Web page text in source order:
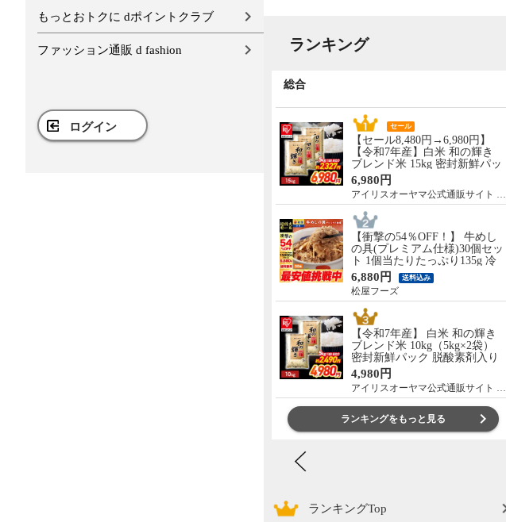
もっとおトクに dポイントクラブ
ファッション通販 d fashion
ログイン
ランキング
【メガ盛り 飛騨牛入 バーベキ
総合
セール
【セール8,480円→6,980円】
【令和7年産】白米 和の輝き
ブレンド米 15kg 密封新鮮パッ
ク 脱酸素剤入り 米 お米 低温
製法米 アイリスオーヤマ [食
品]
6,980円
アイリスオーヤマ公式通販サイト アイリスプラザ
【衝撃の54％OFF！】 牛めし
の具(プレミアム仕様)30個セッ
ト 1個当たりたっぷり135g 冷
凍食品 松屋牛丼 当店のイチオ
シ 非常食
6,880円 送料込み
松屋フーズ
【令和7年産】 白米 和の輝き
ブレンド米 10kg（5kg×2袋）
密封新鮮パック 脱酸素剤入り
米 お米 低温製法米 アイリスオ
ーヤマ [食品]
4,980円
アイリスオーヤマ公式通販サイト アイリスプラザ
ランキングをもっと見る
ランキングTop